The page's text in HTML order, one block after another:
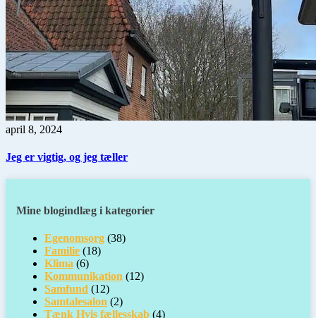
april 8, 2024
Jeg er vigtig, og jeg tæller
Mine blogindlæg i kategorier
Egenomsorg (38)
Familie (18)
Klima (6)
Kommunikation (12)
Samfund (12)
Samtalesalon (2)
Tænk Hvis fællesskab (4)